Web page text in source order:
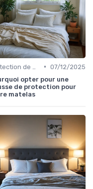
• 07/12/2025
opter pour une
de protection pour
matelas